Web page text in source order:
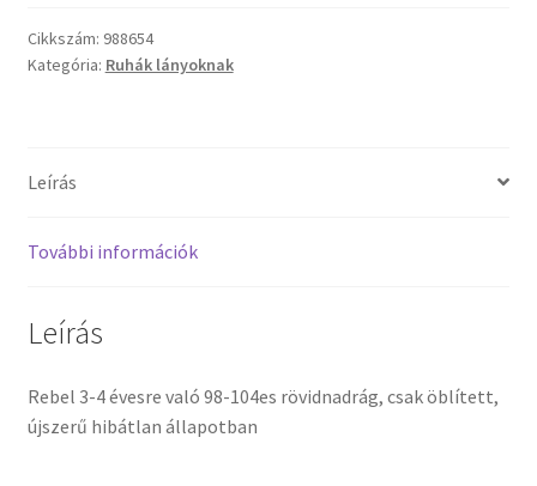
Cikkszám: 988654
Kategória: Ruhák lányoknak
Leírás
További információk
Leírás
Rebel 3-4 évesre való 98-104es rövidnadrág, csak öblített,
újszerű hibátlan állapotban